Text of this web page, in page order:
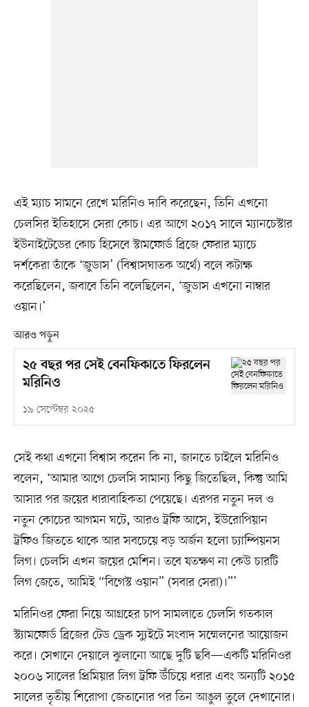
এই ম্যাচ সামনে রেখে মরিনিও দাবি করেছেন, তিনি এখনো
চেলসির ইতিহাসে সেরা কোচ। এর আগে ২০১৭ সালে ম্যানচেস্টার
ইউনাইটেডের কোচ হিসেবে স্টামফোর্ড ব্রিজে ফেরার ম্যাচে
দর্শকেরা তাঁকে ‘জুডাস’ (বিশ্বাসঘাতক অর্থে) বলে কটাক্ষ
করেছিলেন, জবাবে তিনি বলেছিলেন, ‘জুডাস এখনো নাম্বার
ওয়ান।’
আরও পড়ুন
২৫ বছর পর সেই বেনফিকাতে ফিরলেন
মরিনিও
১৯ সেপ্টেম্বর ২০২৫
সেই কথা এখনো বিশ্বাস করেন কি না, জানতে চাইলে মরিনিও
বলেন, ‘আমার আগে চেলসি সামান্য কিছু জিতেছিল, কিন্তু আমি
আসার পর জয়ের ধারাবাহিকতা পেয়েছে। এরপর নতুন দল ও
নতুন কোচের আগমন ঘটে, আরও ট্রফি আসে, ইউরোপিয়ান
ট্রফিও জিততে থাকে আর সবচেয়ে বড় অর্জন হলো চ্যাম্পিয়নস
লিগ। চেলসি এখন জয়ের মেশিন। তবে যতক্ষণ না কেউ চারটি
লিগ জেতে, আমিই “বিগেস্ট ওয়ান” (সবার সেরা)।”’
মরিনিওর ফেরা নিয়ে আগ্রহের চাপ সামলাতে চেলসি গতকাল
স্ট্যামফোর্ড ব্রিজের টেড ড্রেক স্যুইটে সংবাদ সম্মেলনের আয়োজন
করে। সেখানে দেয়ালে ঝুলানো আছে দুটি ছবি—একটি মরিনিওর
২০০৬ সালের প্রিমিয়ার লিগ ট্রফি উঁচিয়ে ধরার এবং অন্যটি ২০১৫
সালের তৃতীয় শিরোপা জেতানোর পর তিন আঙুল তুলে দেখানোর।